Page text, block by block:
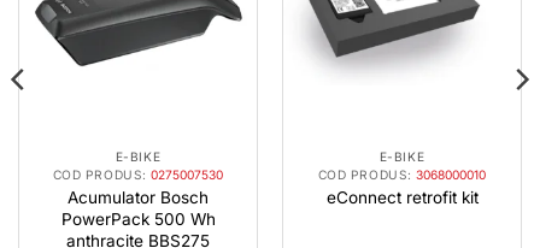
E-BIKE
COD PRODUS:0275007530
Acumulator Bosch
PowerPack 500 Wh
anthracite BBS275
E-BIKE
COD PRODUS:3068000010
eConnect retrofit kit